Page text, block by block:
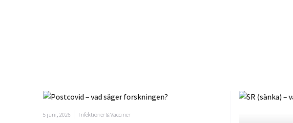
5 juni, 2026 Infektioner & Vacciner